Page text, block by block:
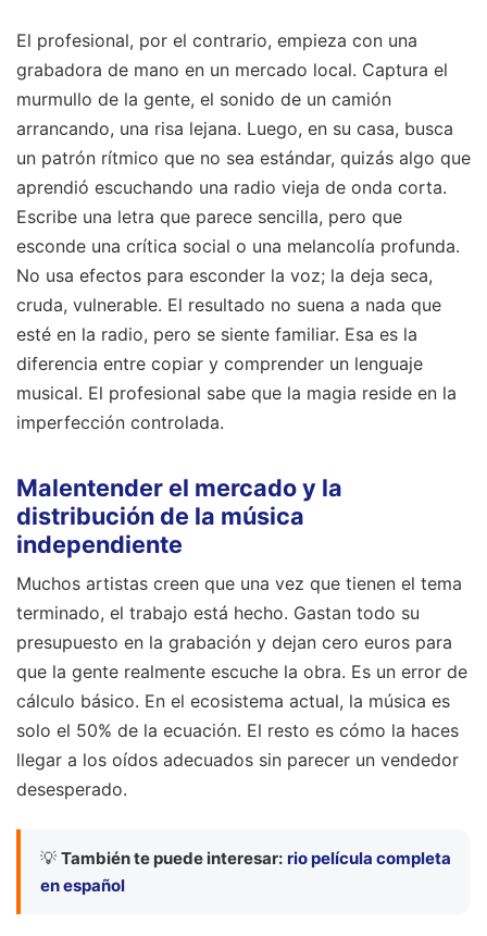
El profesional, por el contrario, empieza con una
grabadora de mano en un mercado local. Captura el
murmullo de la gente, el sonido de un camión
arrancando, una risa lejana. Luego, en su casa, busca
un patrón rítmico que no sea estándar, quizás algo que
aprendió escuchando una radio vieja de onda corta.
Escribe una letra que parece sencilla, pero que
esconde una crítica social o una melancolía profunda.
No usa efectos para esconder la voz; la deja seca,
cruda, vulnerable. El resultado no suena a nada que
esté en la radio, pero se siente familiar. Esa es la
diferencia entre copiar y comprender un lenguaje
musical. El profesional sabe que la magia reside en la
imperfección controlada.
Malentender el mercado y la
distribución de la música
independiente
Muchos artistas creen que una vez que tienen el tema
terminado, el trabajo está hecho. Gastan todo su
presupuesto en la grabación y dejan cero euros para
que la gente realmente escuche la obra. Es un error de
cálculo básico. En el ecosistema actual, la música es
solo el 50% de la ecuación. El resto es cómo la haces
llegar a los oídos adecuados sin parecer un vendedor
desesperado.
💡 También te puede interesar: rio película completa
en español